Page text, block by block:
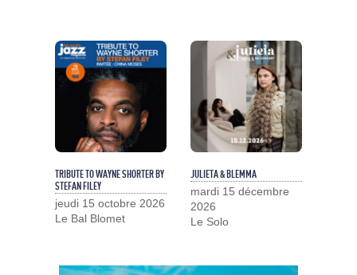
TRIBUTE TO WAYNE SHORTER BY
STEFAN FILEY
jeudi 15 octobre 2026
Le Bal Blomet
JULIETA & BLEMMA
mardi 15 décembre
2026
Le Solo